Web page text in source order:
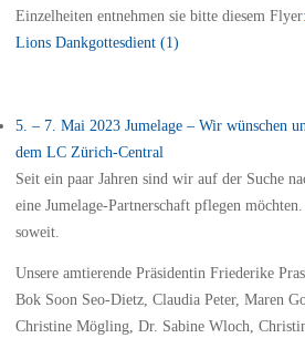
Einzelheiten entnehmen sie bitte diesem Flyer:
Lions Dankgottesdient (1)
5. – 7. Mai 2023 Jumelage – Wir wünschen
dem LC Zürich-Central
Seit ein paar Jahren sind wir auf der Suche
eine Jumelage-Partnerschaft pflegen
soweit.
Unsere amtierende Präsidentin Friederike
Bok Soon Seo-Dietz, Claudia Peter, Maren
Christine Mögling, Dr. Sabine Wloch,